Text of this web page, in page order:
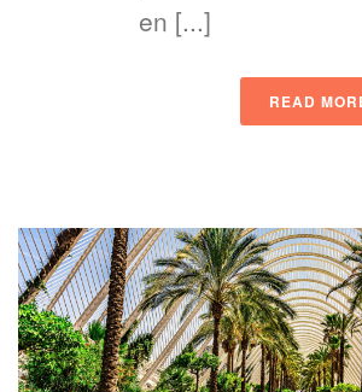
en [...]
READ